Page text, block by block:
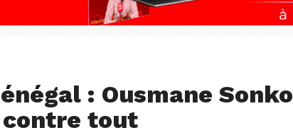
: Ousmane Sonko
tout